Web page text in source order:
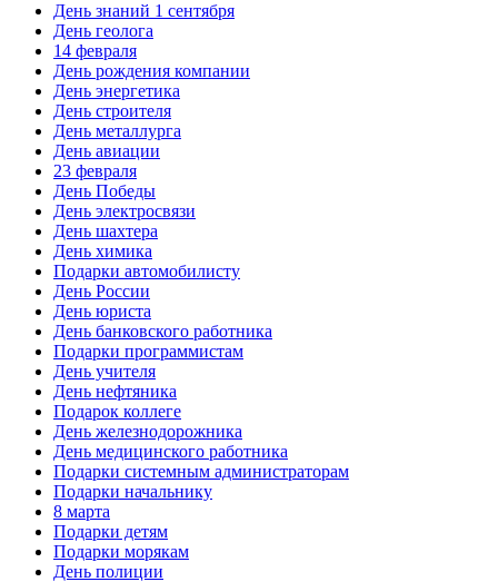
День знаний 1 сентября
День геолога
14 февраля
День рождения компании
День энергетика
День строителя
День металлурга
День авиации
23 февраля
День Победы
День электросвязи
День шахтера
День химика
Подарки автомобилисту
День России
День юриста
День банковского работника
Подарки программистам
День учителя
День нефтяника
Подарок коллеге
День железнодорожника
День медицинского работника
Подарки системным администраторам
Подарки начальнику
8 марта
Подарки детям
Подарки морякам
День полиции